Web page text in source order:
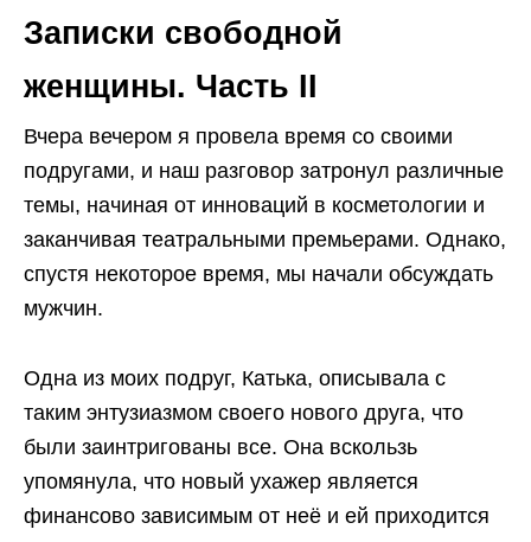
Записки свободной
женщины. Часть II
Вчера вечером я провела время со своими
подругами, и наш разговор затронул различные
темы, начиная от инноваций в косметологии и
заканчивая театральными премьерами. Однако,
спустя некоторое время, мы начали обсуждать
мужчин.
Одна из моих подруг, Катька, описывала с
таким энтузиазмом своего нового друга, что
были заинтригованы все. Она вскользь
упомянула, что новый ухажер является
финансово зависимым от неё и ей приходится